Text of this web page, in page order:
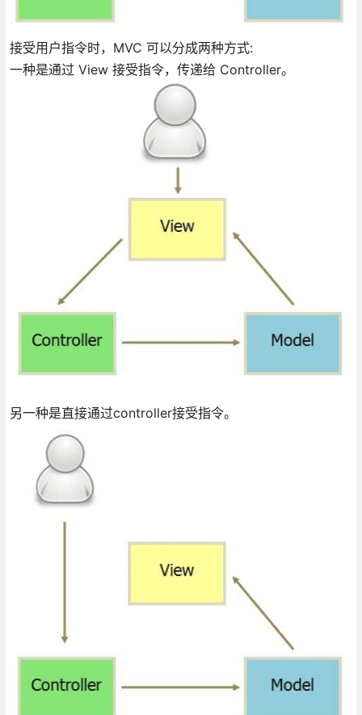
接受用户指令时，MVC 可以分成两种方式:
一种是通过 View 接受指令，传递给 Controller。
另一种是直接通过controller接受指令。